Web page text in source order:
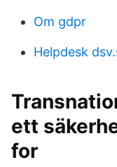
Om gdpr
Helpdesk
ett
for